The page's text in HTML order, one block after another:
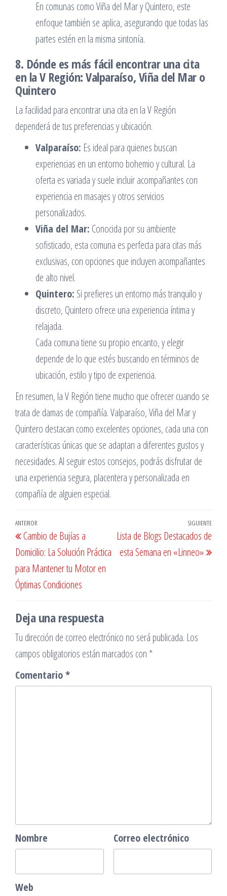
En comunas como Viña del Mar y Quintero, este
enfoque también se aplica, asegurando que todas las
partes estén en la misma sintonía.
8. Dónde es más fácil encontrar una cita
en la V Región: Valparaíso, Viña del Mar o
Quintero
La facilidad para encontrar una cita en la V Región
dependerá de tus preferencias y ubicación.
Valparaíso: Es ideal para quienes buscan
experiencias en un entorno bohemio y cultural. La
oferta es variada y suele incluir acompañantes con
experiencia en masajes y otros servicios
personalizados.
Viña del Mar: Conocida por su ambiente
sofisticado, esta comuna es perfecta para citas más
exclusivas, con opciones que incluyen acompañantes
de alto nivel.
Quintero: Si prefieres un entorno más tranquilo y
discreto, Quintero ofrece una experiencia íntima y
relajada.
Cada comuna tiene su propio encanto, y elegir
depende de lo que estés buscando en términos de
ubicación, estilo y tipo de experiencia.
En resumen, la V Región tiene mucho que ofrecer cuando se
trata de damas de compañía. Valparaíso, Viña del Mar y
Quintero destacan como excelentes opciones, cada una con
características únicas que se adaptan a diferentes gustos y
necesidades. Al seguir estos consejos, podrás disfrutar de
una experiencia segura, placentera y personalizada en
compañía de alguien especial.
Navegación
de
entradas
Entrada
anterior
ANTERIOR
Cambio de Bujías a
Domicilio: La Solución Práctica
para Mantener tu Motor en
Óptimas Condiciones
SIGUIENTE
Lista de Blogs Destacados de
esta Semana en «Linneo»
Deja una respuesta
Tu dirección de correo electrónico no será publicada. Los
campos obligatorios están marcados con *
Comentario*
Nombre Correo electrónico
Web